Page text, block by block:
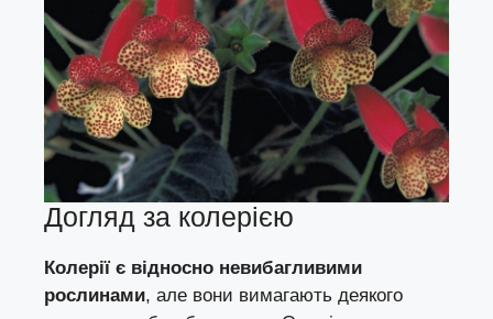
Догляд за колерією
Колерії є відносно невибагливими
рослинами, але вони вимагають деякого